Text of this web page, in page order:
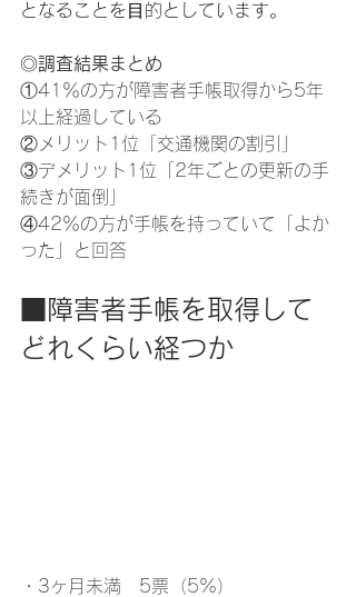
となることを⽬的としています。
◎調査結果まとめ
①41％の方が障害者手帳取得から5年
以上経過している
②メリット1位「交通機関の割引」
③デメリット1位「2年ごとの更新の手
続きが面倒」
④42％の方が手帳を持っていて「よか
った」と回答
■障害者手帳を取得して
どれくらい経つか
・3ヶ月未満　5票（5%）